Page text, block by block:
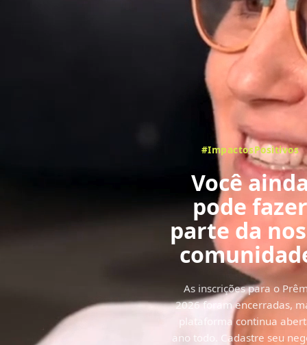
#ImpactosPositivos
Você
pode
parte da
As inscrições para o
2026 foram encerradas,
plataforma continua
ano todo. Cadastre seu
com
aberta!